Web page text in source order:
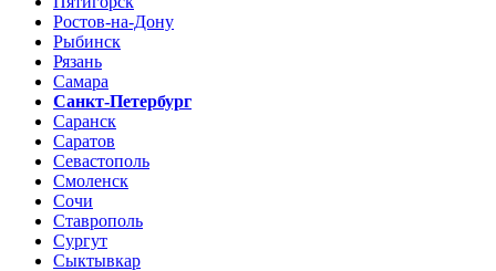
Ростов-на-Дону
Рыбинск
Рязань
Самара
Санкт-Петербург
Саранск
Саратов
Севастополь
Смоленск
Сочи
Ставрополь
Сургут
Сыктывкар